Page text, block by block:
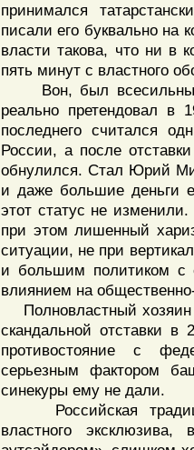
принимался
писали его буквально на
власти такова, что ни в
пять минут с властного
Вон, был
реально претендовал в
последнего считался
России, а после
обнулился. Стал Юрий
и даже большие деньги
этот статус не
при этом лишенный
ситуации, не при
и большим политиком с
влиянием на
Полновластный хозяин
скандальной отставки в
противостояние с
серьезным фактором
синекуры ему не дали.
Российская
властного эксклюзива,